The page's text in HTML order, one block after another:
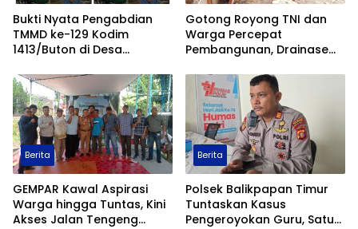
Bukti Nyata Pengabdian
TMMD ke-129 Kodim
1413/Buton di Desa
Sederhana Ubah
Kesehatan Satu Kampung
Gotong Royong TNI dan
Warga Percepat
Pembangunan, Drainase
1413/Buton Kian Terbentuk
Berita
GEMPAR Kawal Aspirasi
Warga hingga Tuntas, Kini
Akses Jalan Tengeng
Berita
Polsek Balikpapan Timur
Tuntaskan Kasus
Pengeroyokan Guru, Satu